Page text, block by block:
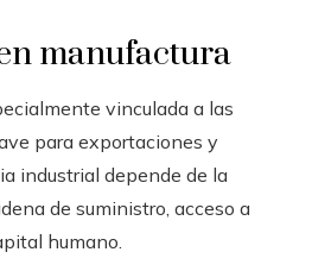
manufactura
vinculada a las
para exportaciones y
industrial depende de la
de suministro, acceso a
humano.